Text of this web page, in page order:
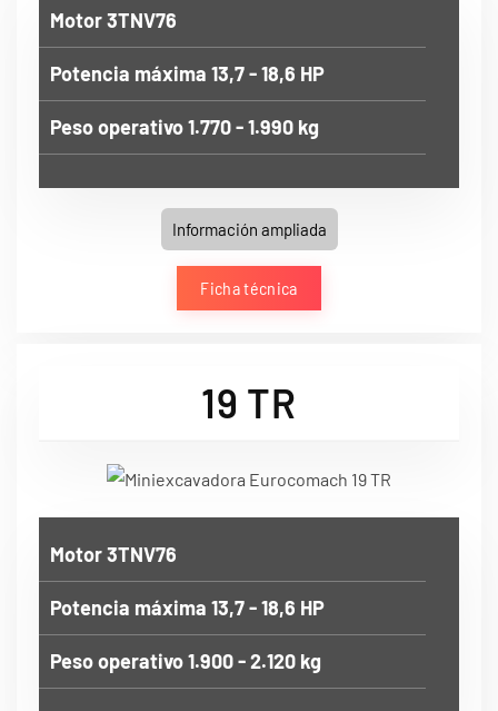
Motor 3TNV76
Potencia máxima 13,7 - 18,6 HP
Peso operativo 1.770 - 1.990 kg
Información ampliada
Ficha técnica
19 TR
Motor 3TNV76
Potencia máxima 13,7 - 18,6 HP
Peso operativo 1.900 - 2.120 kg